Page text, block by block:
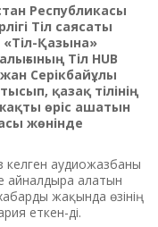
Республикасы
Тіл саясаты
Қазына»
Тіл НUB
Серікбайұлы
қазақ тілінің
өріс ашатын
сы жөнінде
келген аудиожазбаны
айналдыра алатын
жақында өзінің
еткен-ді.